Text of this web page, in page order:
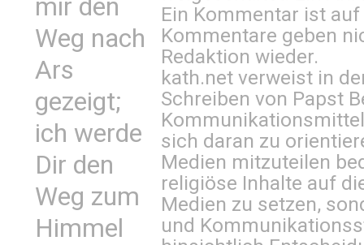
mir den
Weg nach
Ars
gezeigt;
ich werde
Dir den
Weg zum
Himmel
Ein Kommentar ist
Kommentare geben
Redaktion wieder.
kath.net verweist in
Schreiben von Papst
sich daran zu
Medien mitzuteilen
religiöse Inhalte auf
Medien zu setzen,
und